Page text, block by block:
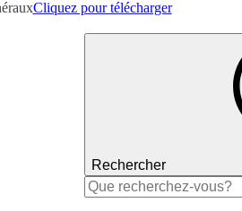
Cliquez pour télécharger
Rechercher
Rechercher :